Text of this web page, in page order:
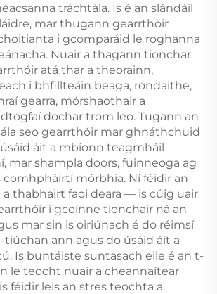
tráchtála. Is é an slándáil
mar thugann gearrthóir
i gcomparáid le roghanna
Nuair a thagann tionchar
atá thar a theorainn,
i bhfillteáin beaga, róndaithe,
gearra, mórshaothair a
dochar trom leo. Tugann an
seo gearrthóir mar ghnáthchuid
áit a mbíonn teagmháil
mar shampla doors, fuinneoga ag
comhpháirtí mórbhia. Ní féidir an
thabhairt faoi deara — is cúig uair
i gcoinne tionchair ná an
mar sin is oiriúnach é do réimsí
ann agus do úsáid áit a
Is buntáiste suntasach eile é an t-
le teocht nuair a cheannaítear
féidir leis an stres teochta a